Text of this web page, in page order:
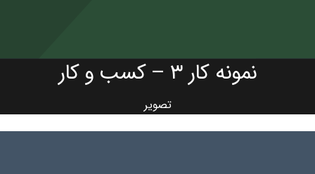
نمونه کار ۳ – کسب و کار
تصویر